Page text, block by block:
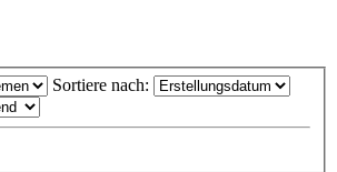
Sortiere nach: